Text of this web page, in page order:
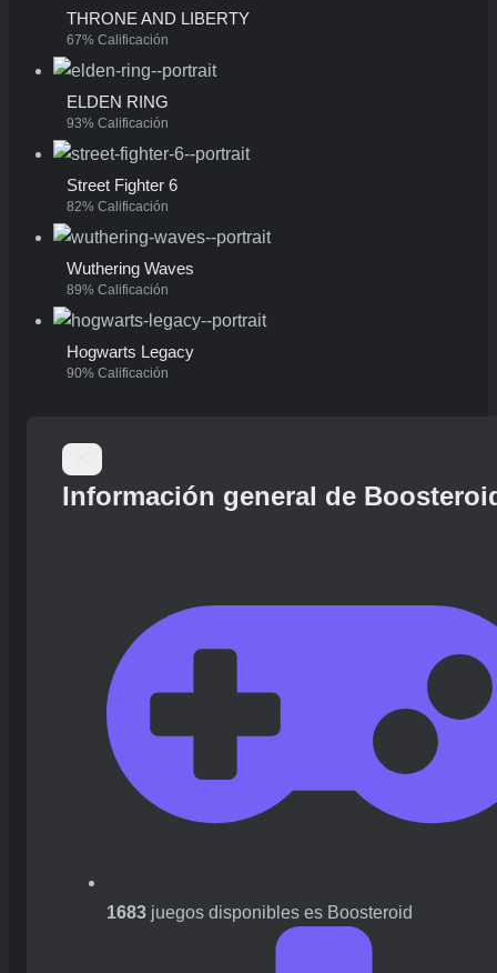
THRONE AND LIBERTY
67% Calificación
ELDEN RING
93% Calificación
Street Fighter 6
82% Calificación
Wuthering Waves
89% Calificación
Hogwarts Legacy
90% Calificación
Información general de
1683 juegos disponibles es Boosteroid